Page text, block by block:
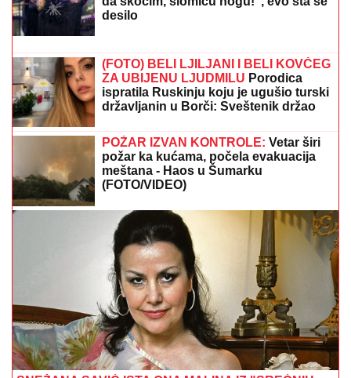
NAŠI PREDLOZI:"Tip" - tiket za četvrtak
MAĐAR SE HITNO OGLASIO:
Evo šta
je saopštio građanima
Otkriveno koliko je Dragan Stanković
STARIJI OD VERENICE Aleksandre:
Krili mesecima ovaj podatak, sada se
sve saznalo